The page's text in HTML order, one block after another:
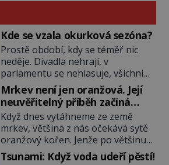
Kde se vzala okurková sezóna?
Prostě období, kdy se téměř nic
neděje. Divadla nehrají, v
parlamentu se nehlasuje, všichni
jsou na dovolené a média tak
nemají o čem mluvit a psát. A
vymýšlejí si proto témata, které
nikoho nezajímají. Proč je však ona
letní doba spojovaná zrovna s
okurkami? Okurkovou sezónu
známe už od poloviny 19. století,
Mrkev není jen oranžová. Její
neuvěřitelný příběh začíná
fialovou barvou
Když dnes vytáhneme ze země
mrkev, většina z nás očekává sytě
oranžový kořen. Jenže po většinu
své historie je mrkev všechno
Tsunami: Když voda udeří pěstí!